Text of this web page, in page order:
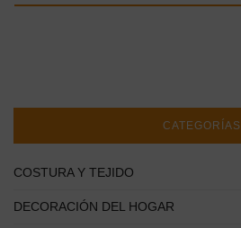
CATEGORÍAS
COSTURA Y TEJIDO
DECORACIÓN DEL HOGAR